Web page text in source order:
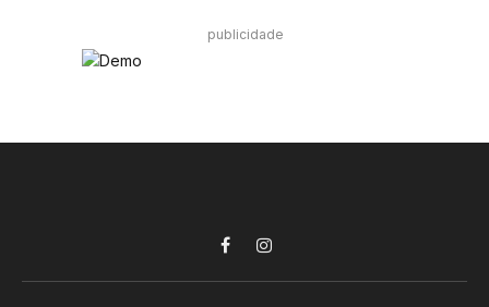
publicidade
FacebookInstagram